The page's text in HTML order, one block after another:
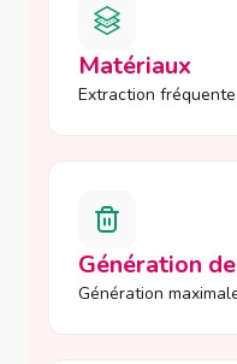
Matériaux
Extraction
Génération
Génération